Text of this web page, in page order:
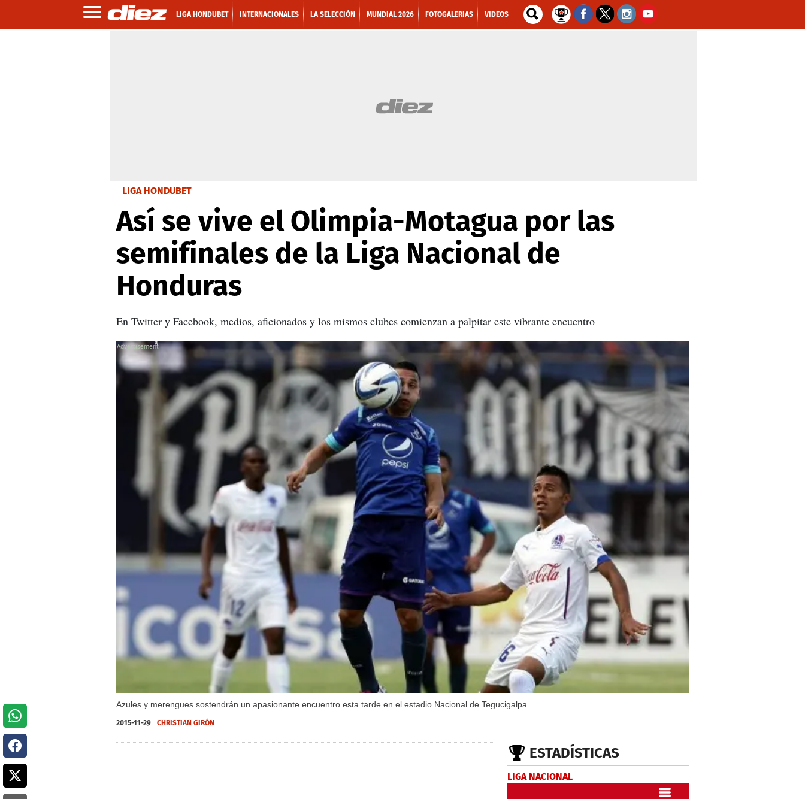
LIGA HONDUBET INTERNACIONALES LA SELECCIÓN MUNDIAL 2026 FOTOGALERIAS VIDEOS
LIGA HONDUBET
Así se vive el Olimpia-Motagua por las
semifinales de la Liga Nacional de
Honduras
En Twitter y Facebook, medios, aficionados y los mismos clubes comienzan a palpitar este vibrante encuentro
Azules y merengues sostendrán un apasionante encuentro esta tarde en el estadio Nacional de Tegucigalpa.
X
2015-11-29 CHRISTIAN GIRÓN
ESTADÍSTICAS
LIGA NACIONAL